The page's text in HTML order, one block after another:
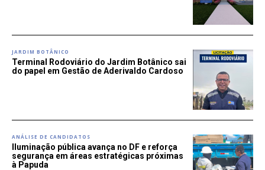
JARDIM BOTÂNICO
Terminal Rodoviário do Jardim Botânico sai
do papel em Gestão de Aderivaldo Cardoso
ANÁLISE DE CANDIDATOS
Iluminação pública avança no DF e reforça
segurança em áreas estratégicas próximas
à Papuda